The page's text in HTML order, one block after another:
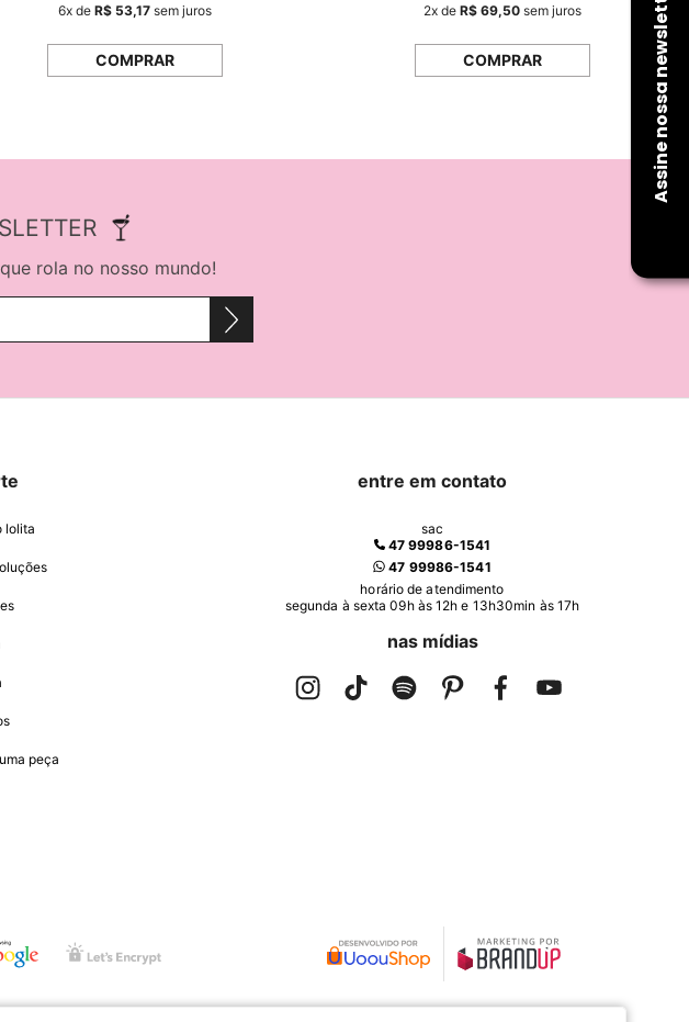
6xde R$ 53,17sem juros
COMPRAR
2xde R$ 69,50sem juros
COMPRAR
rola no nosso mundo!
lolita
peça
entre em contato
sac
47 99986-1541
47 99986-1541
horário de atendimento
segunda à sexta 09h às 12h e 13h30min às 17h
nas mídias